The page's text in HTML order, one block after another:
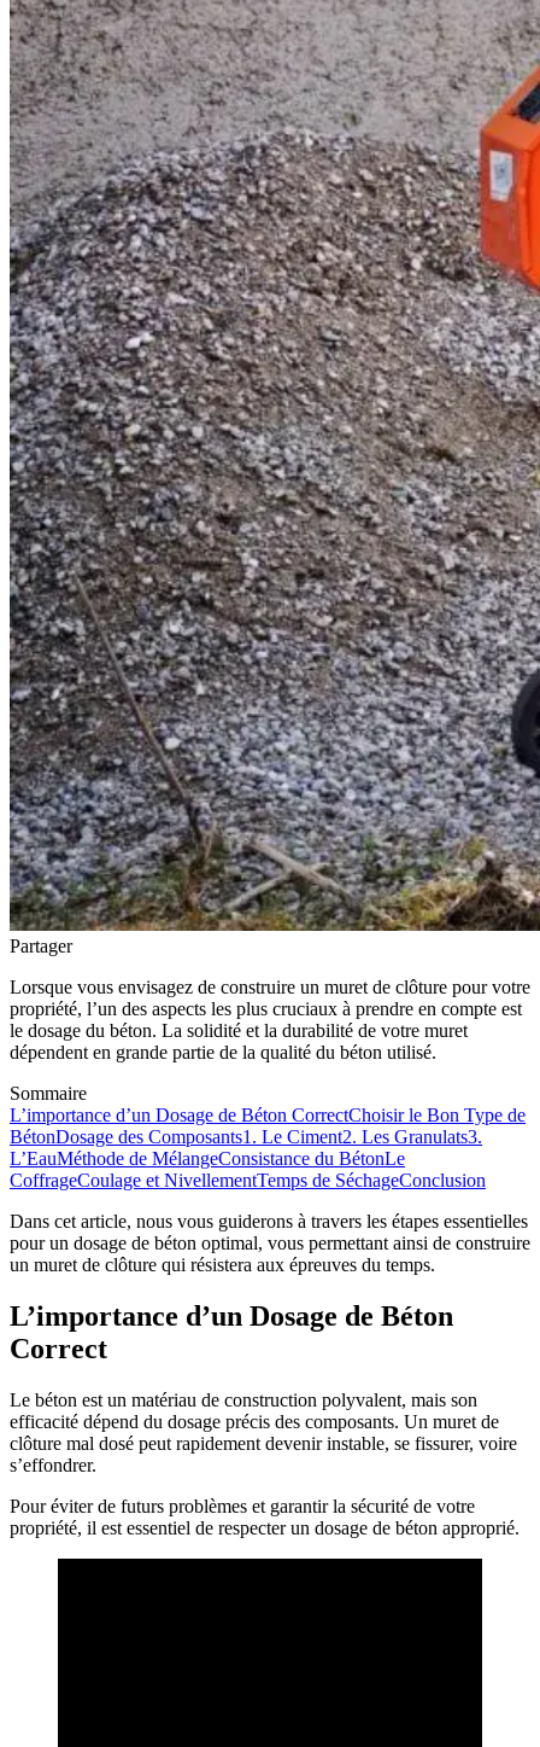
Partager
Lorsque vous envisagez de construire un muret de clôture pour votre
propriété, l’un des aspects les plus cruciaux à prendre en compte est
le dosage du béton. La solidité et la durabilité de votre muret
dépendent en grande partie de la qualité du béton utilisé.
Sommaire
L’importance d’un Dosage de Béton CorrectChoisir le Bon Type de
BétonDosage des Composants1. Le Ciment2. Les Granulats3.
L’EauMéthode de MélangeConsistance du BétonLe
CoffrageCoulage et NivellementTemps de SéchageConclusion
Dans cet article, nous vous guiderons à travers les étapes essentielles
pour un dosage de béton optimal, vous permettant ainsi de construire
un muret de clôture qui résistera aux épreuves du temps.
L’importance d’un Dosage de Béton
Correct
Le béton est un matériau de construction polyvalent, mais son
efficacité dépend du dosage précis des composants. Un muret de
clôture mal dosé peut rapidement devenir instable, se fissurer, voire
s’effondrer.
Pour éviter de futurs problèmes et garantir la sécurité de votre
propriété, il est essentiel de respecter un dosage de béton approprié.